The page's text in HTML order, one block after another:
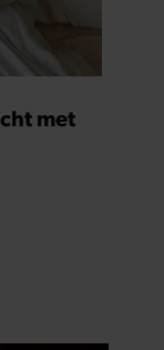
met